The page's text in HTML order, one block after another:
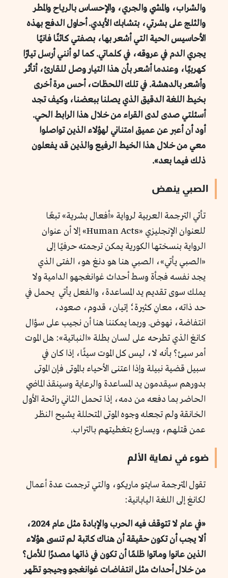
والشراب، والمشي والجري، والإحساس بالرياح والمطر
والثلج على بشرتي، بتشابك الأيدي. أحاول الدفع بهذه
الأحاسيس الحية التي أشعر بها، بصفتي كائنًا فانيًا
يجري الدم في عروقه، في كلماتي. كما لو أنني أرسل تيارًا
كهربيًا، وعندما أشعر بأن هذا التيار وصل للقارئ، أتأثر
وأشعر بالدهشة. في تلك اللحظات، أحس مرة أخرى
بخيط اللغة الدقيق الذي يصلنا ببعضنا، وكيف تجد
أسئلتي صدى لدى القراء من خلال هذا الرابط الحي.
أود أن أعبر عن عميق امتناني لهؤلاء الذين تواصلوا
معي من خلال هذا الخيط الرفيع والذين قد يفعلون
ذلك فيما بعد».
الصبي ينهض
تأتي الترجمة العربية لرواية «أفعال بشرية» تبعًا
للعنوان الإنجليزي «Human Acts» إلا أن عنوان
الرواية بنسختها الكورية يمكن ترجمته حرفيًا إلى
«الصبي يأتي»، الصبي هنا هو دنغ هو، الفتى الذي
يجد نفسه فجأة وسط أحداث غوانغجهو الدامية ولا
يملك سوى تقديم يد المساعدة، والفعل يأتي يحمل في
حد ذاته، معانِ كثيرة؛ إتيان، قدوم، صعود،
انتفاضة، نهوض. وربما يمكننا هنا أن نجيب على سؤال
كانغ الذي تطرحه على لسان بطلة «النباتية»: هل الموت
أمر سيئ؟ بأنه لا، ليس كل الموت سيئًا، إذا كان في
سبيل قضية نبيلة وإذا اعتنى الأحياء بالموتى فإن الموتى
بدورهم سيقدمون يد المساعدة والرعاية وسينقذ الماضي
الحاضر بما دفعه من دمه، إذا تحمل الثاني رائحة الأول
الخانقة ولم تجعله وجوه الموتى المتحللة يشيح النظر
عمن قتلهم، ويسارع بتغطيتهم بالتراب.
ضوء في نهاية الألم
تقول المترجمة سايتو ماريكو، والتي ترجمت عدة أعمال
لكانغ إلى اللغة اليابانية:
«في عام لا تتوقف فيه الحرب والإبادة مثل عام 2024،
ألا يجب أن تكون حقيقة أن هناك كاتبة لم تنسى هؤلاء
الذين عانوا وماتوا ظلمًا أن تكون في ذاتها مصدرًا للأمل؟
من خلال أحداث مثل انتفاضات غوانغجو وجيجو تظهر